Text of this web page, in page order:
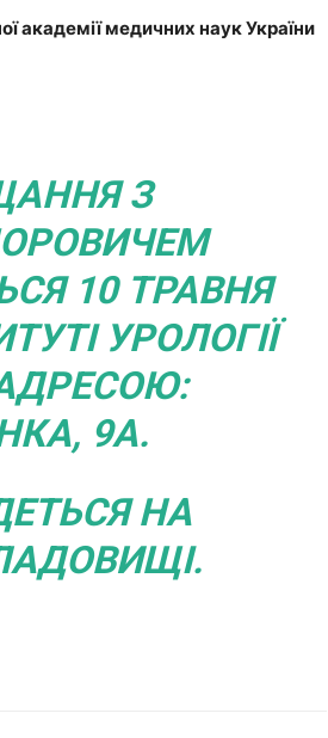
академії медичних наук України
З
10 ТРАВНЯ
УРОЛОГІЇ
9А.
НА